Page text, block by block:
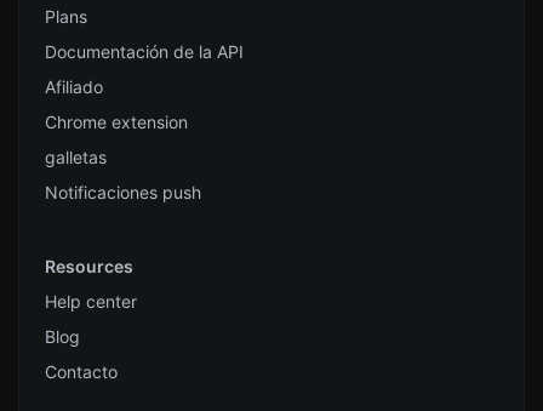
Plans
Documentación de la API
Afiliado
Chrome extension
galletas
Notificaciones push
Resources
Help center
Blog
Contacto